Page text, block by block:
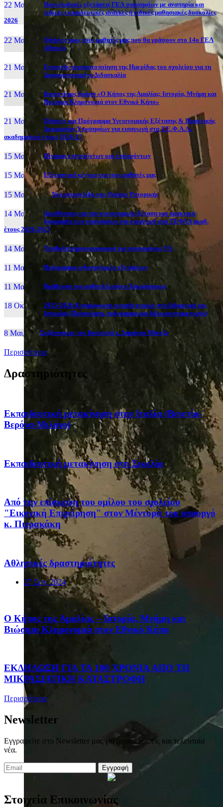
22 Μαι, 26
Πανελλαδικές εξετάσεις ΓΕΛ υποψηφίων με αναπηρία και
ειδικές εκπαιδευτικές ανάγκες ή ειδικές μαθησιακές δυσκολίες
2026
22 Μαι, 26
Οδηγίες προς τους μαθητές μας που θα γράψουν στο 14ο ΓΕΛ
Αθηνών
21 Μαι, 26
Επιτυχής πραγματοποίηση της Ημερίδας του σχολείου για τη
Διαφοροποιημένη Διδασκαλία
21 Μαι, 26
Καινοτόμος δράση «Ο Κήπος της Αμαλίας: Ιστορία, Μνήμη και
Βιώσιμη Κληρονομιά στον Εθνικό Κήπο»
21 Μαι, 26
Οδηγίες και Πρόγραμμα Υγειονομικής Εξέτασης & Πρακτικής
Δοκιμασίας Υποψηφίων για εισαγωγή στα Τ.Ε.Φ.Α.Α.,
ακαδημαϊκού έτους 2026-27
15 Μαι, 26 Πίνακας επιτυχόντων και επιλαχόντων
15 Μαι, 26 Εξεταστικά κέντρα για τους μαθητές μας
15 Μαι, 2026 Νέα ιστοσελίδα του Ομίλου Ρητορικής
14 Μαι, 26
Διευθύνσεις για την υγειονομική εξέταση και πρακτική
δοκιμασία των υποψηφίων για εισαγωγή στα ΤΕΦΑΑ ακαδ.
έτους 2026-2027
14 Μαι, 26 Yποβολή μηχανογραφικού για υποψηφίους 5%
11 Μαι, 26 Πρόγραμμα ενδοσχολικών εξετάσεων
11 Μαι, 26 Βράβευση του μαθητή Ιωάννη Χαραλάμπους
18 Οκτ, 25
2025-2026:Επιμόρφωση εκπαιδευτικών στη διδακτική της
Ιστορίας (Πρόσκληση, πρόγραμμα και δήλωση συμμετοχής)
8 Μαι, 26 Συζήτηση με τον βουλευτή κ. Δημήτρη Μάντζο
Περισσότερα
Δραστηριότητες
Eκπαιδευτική μετακίνηση στην Ιταλία (Βενετία-
Βερόνα-Μιλάνο)
Eκπαιδευτική μετακίνηση στη Σικελία
Από την επίσκεψη του ομίλου του σχολείου
"Εικονική Επιχείρηση" στον Μέντορά του υπουργό
κ. Πιερακάκη
Αθλητικές δραστηριότητες
27 Σεπ, 2024
Ο Κήπος της Αμαλίας – Ιστορία, Μνήμη και
Βιώσιμη Κληρονομιά στον Εθνικό Κήπο
ΕΚΔΗΛΩΣΗ ΓΙΑ ΤΑ 100 ΧΡΟΝΙΑ ΑΠΟ ΤΗ
ΜΙΚΡΑΣΙΑΤΙΚΗ ΚΑΤΑΣΤΡΟΦΗ
Περισσότερα
Newsletter
Εγγραφείτε στο Newsletter μας για ανακοινώσεις και τελευταία
νέα.
Εγγραφή
Στοιχεία Επικοινωνίας